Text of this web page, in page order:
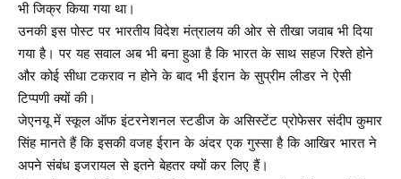
भी जिक्र किया गया था।
उनकी इस पोस्ट पर भारतीय विदेश मंत्रालय की ओर से तीखा जवाब भी दिया
गया है। पर यह सवाल अब भी बना हुआ है कि भारत के साथ सहज रिश्ते होने
और कोई सीधा टकराव न होने के बाद भी ईरान के सुप्रीम लीडर ने ऐसी
टिप्पणी क्यों की।
जेएनयू में स्कूल ऑफ इंटरनेशनल स्टडीज के असिस्टेंट प्रोफेसर संदीप कुमार
सिंह मानते हैं कि इसकी वजह ईरान के अंदर एक गुस्सा है कि आखिर भारत ने
अपने संबंध इजरायल से इतने बेहतर क्यों कर लिए हैं।